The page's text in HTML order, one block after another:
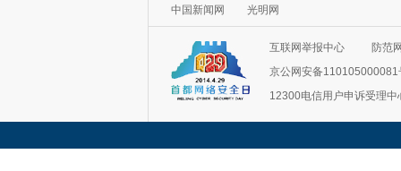
中国新闻网
光明网
互联网举报中心
防范
京公网安备110105000081
12300电信用户申诉受理中